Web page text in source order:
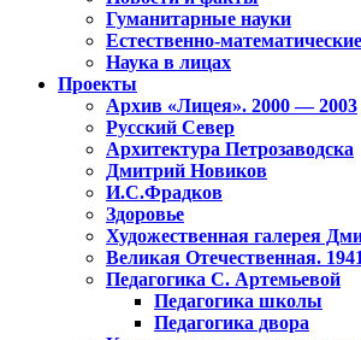
Гуманитарные науки
Естественно-
Наука в лицах
Проекты
Архив «Лицея». 2000 — 2003
Русский Север
Архитектура Петрозаводска
Дмитрий Новиков
И.С.Фрадков
Здоровье
Художественная галерея
Великая Отечественная.
Педагогика С. Артемьевой
Педагогика школы
Педагогика двора